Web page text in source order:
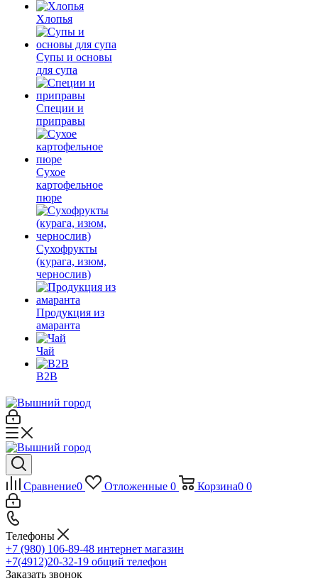
Хлопья
Супы и основы
для супа
Специи и
приправы
Сухое
картофельное
пюре
Сухофрукты
(курага, изюм,
чернослив)
Продукция из
амаранта
Чай
B2B
Сравнение0 Отложенные 0 Корзина0 0
Телефоны
+7 (980) 106-89-48 интернет магазин
+7(4912)20-32-19 общий телефон
Заказать звонок